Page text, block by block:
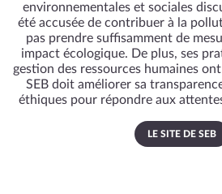
environnementales et sociales
été accusée de contribuer à la
pas prendre suffisamment de
impact écologique. De plus, ses
gestion des ressources humaines
SEB doit améliorer sa
éthiques pour répondre aux
LE SITE DE SEB